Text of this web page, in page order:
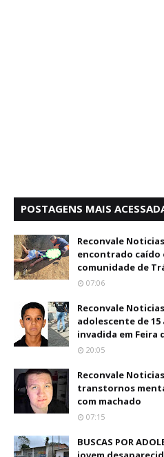
POSTAGENS MAIS
Reconvale
encontrado caído
comunidade de
07:06
Reconvale Noticias
adolescente de
invadida em Feira
20:05
Reconvale
transtornos
com machado
07:15
BUSCAS POR